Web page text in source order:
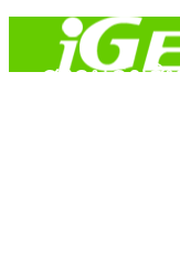
สงวนลิขสิ